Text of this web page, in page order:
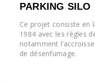
PARKING SILO
Ce projet consiste en
1984 avec les règles
notamment
de désenfumage.